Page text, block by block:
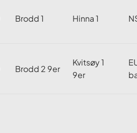
Brodd 1 Hinna 1
Brodd 2 9er
Kvitsøy 1
9er